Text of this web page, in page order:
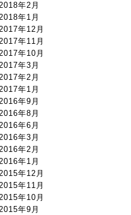
年2月
年1月
年12月
年11月
年10月
年3月
年2月
年1月
年9月
年8月
年6月
年3月
年2月
年1月
年12月
年11月
年10月
年9月